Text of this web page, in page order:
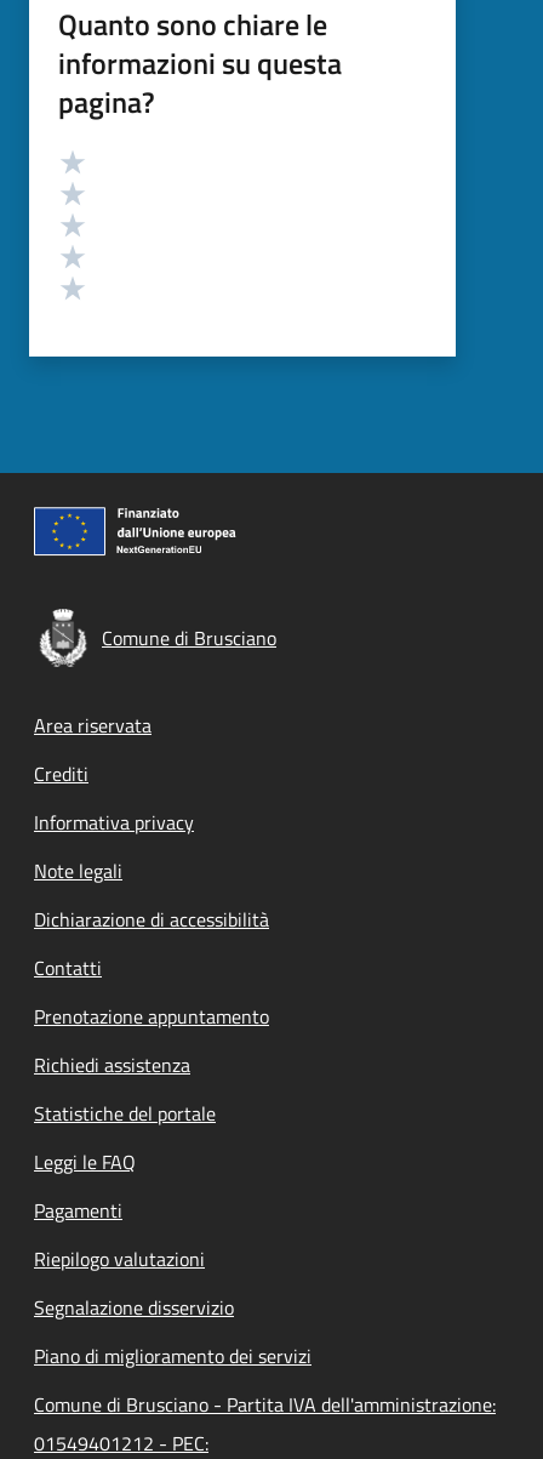
Quanto sono chiare le
informazioni su questa
pagina?
Valutazione
Comune di Brusciano
Footer menu
Area riservata
Crediti
Informativa privacy
Note legali
Dichiarazione di accessibilità
Contatti
Prenotazione appuntamento
Richiedi assistenza
Statistiche del portale
Leggi le FAQ
Pagamenti
Riepilogo valutazioni
Segnalazione disservizio
Piano di miglioramento dei servizi
Comune di Brusciano - Partita IVA dell'amministrazione:
01549401212 - PEC: